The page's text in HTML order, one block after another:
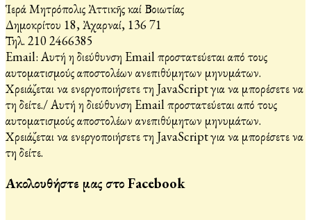
Ἱερά Μητρόπολις Ἀττικῆς καί Βοιωτίας
Δημοκρίτου 18, Ἀχαρναί, 136 71
Τηλ. 210 2466385
Email: Αυτή η διεύθυνση Email προστατεύεται από τους
αυτοματισμούς αποστολέων ανεπιθύμητων μηνυμάτων.
Χρειάζεται να ενεργοποιήσετε τη JavaScript για να μπορέσετε να
τη δείτε./Αυτή η διεύθυνση Email προστατεύεται από τους
αυτοματισμούς αποστολέων ανεπιθύμητων μηνυμάτων.
Χρειάζεται να ενεργοποιήσετε τη JavaScript για να μπορέσετε να
τη δείτε.
Ακολουθήστε μας στο Facebook